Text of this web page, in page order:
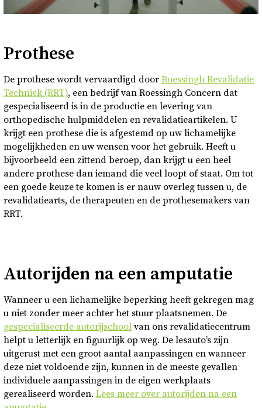
Prothese
De prothese wordt vervaardigd door Roessingh Revalidatie
Techniek (RRT), een bedrijf van Roessingh Concern dat
gespecialiseerd is in de productie en levering van
orthopedische hulpmiddelen en revalidatieartikelen. U
krijgt een prothese die is afgestemd op uw lichamelijke
mogelijkheden en uw wensen voor het gebruik. Heeft u
bijvoorbeeld een zittend beroep, dan krijgt u een heel
andere prothese dan iemand die veel loopt of staat. Om tot
een goede keuze te komen is er nauw overleg tussen u, de
revalidatiearts, de therapeuten en de prothesemakers van
RRT.
Autorijden na een amputatie
Wanneer u een lichamelijke beperking heeft gekregen mag
u niet zonder meer achter het stuur plaatsnemen. De
gespecialiseerde autorijschool van ons revalidatiecentrum
helpt u letterlijk en figuurlijk op weg. De lesauto’s zijn
uitgerust met een groot aantal aanpassingen en wanneer
deze niet voldoende zijn, kunnen in de meeste gevallen
individuele aanpassingen in de eigen werkplaats
gerealiseerd worden. Lees meer over autorijden na een